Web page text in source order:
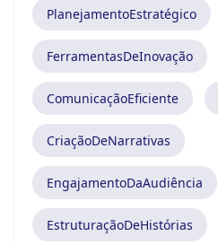
PlanejamentoEstratégico
FerramentasDeInovação
ComunicaçãoEficiente
CriaçãoDeNarrativas
EngajamentoDaAudiência
EstruturaçãoDeHistórias